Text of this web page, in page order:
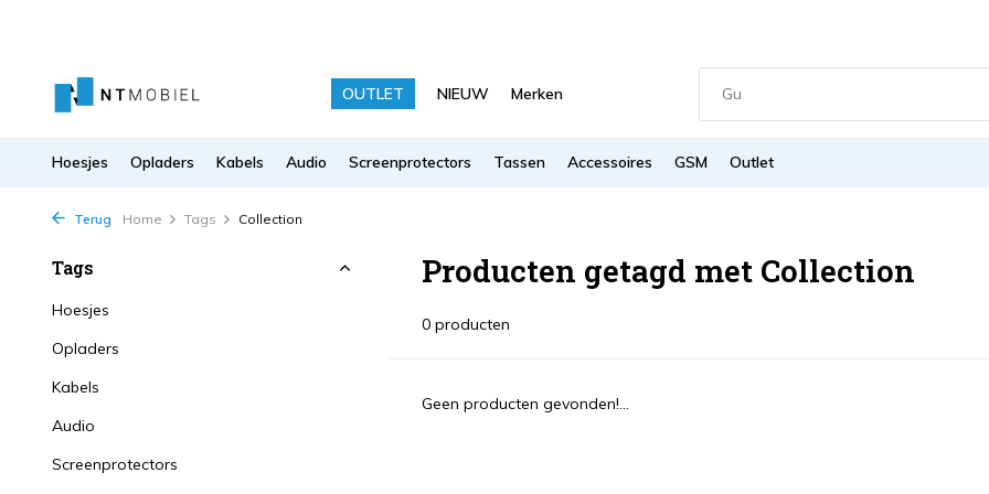
OUTLET NIEUW Merken
Hoesjes Opladers Kabels Audio Screenprotectors Tassen Accessoires GSM Outlet
Terug Home Tags Collection
Tags
Hoesjes
Opladers
Kabels
Audio
Screenprotectors
Producten getagd met Collection
0 producten
Geen producten gevonden!...